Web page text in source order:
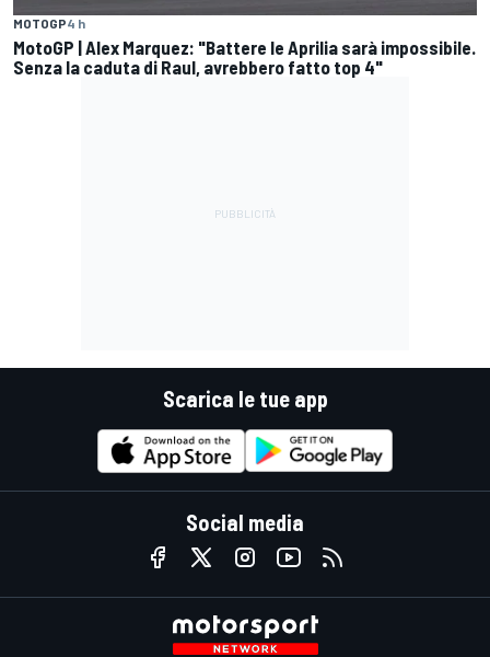
MOTOGP4 h
MotoGP | Alex Marquez: "Battere le Aprilia sarà impossibile.
Senza la caduta di Raul, avrebbero fatto top 4"
Scarica le tue app
Social media